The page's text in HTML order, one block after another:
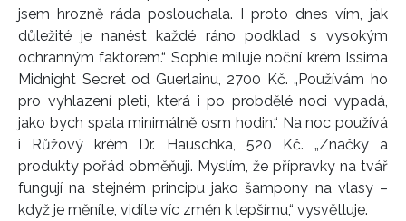
jsem hrozně ráda poslouchala. I proto dnes vím, jak
důležité je nanést každé ráno podklad s vysokým
ochranným faktorem.“ Sophie miluje noční krém Issima
Midnight Secret od Guerlainu, 2700 Kč. „Používám ho
pro vyhlazení pleti, která i po probdělé noci vypadá,
jako bych spala minimálně osm hodin.“ Na noc po­užívá
i Růžový krém Dr. Hauschka, 520 Kč. „Značky a
produkty pořád obměňuji. Myslím, že přípravky na tvář
fungují na stejném principu jako šampony na vlasy –
když je měníte, vidíte víc změn k lepšímu,“ vysvětluje.